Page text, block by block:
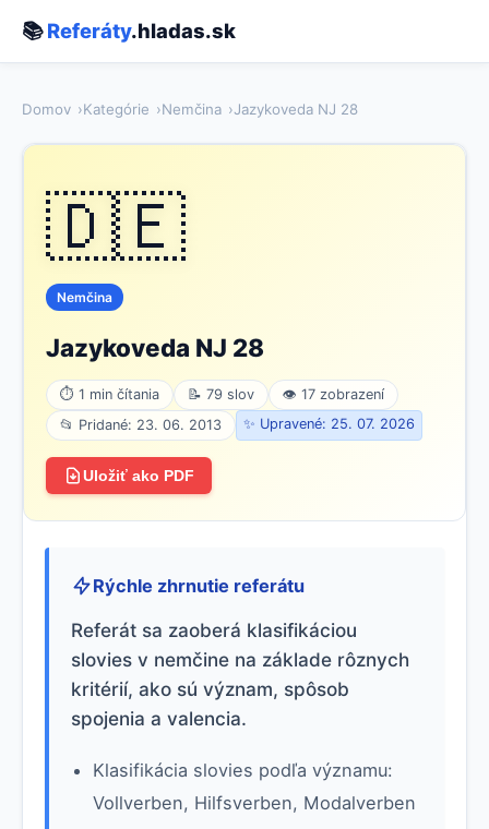
📚Referáty.hladas.sk
Domov Kategórie Nemčina Jazykoveda NJ 28
🇩🇪
Nemčina
Jazykoveda NJ 28
⏱ 1 min čítania 📝 79 slov
👁 17 zobrazení
📂 Pridané: 23. 06. 2013
✨ Upravené: 25. 07. 2026
Uložiť ako PDF
Rýchle zhrnutie referátu
Referát sa zaoberá klasifikáciou
slovies v nemčine na základe rôznych
kritérií, ako sú význam, spôsob
spojenia a valencia.
Klasifikácia slovies podľa významu:
Vollverben, Hilfsverben, Modalverben